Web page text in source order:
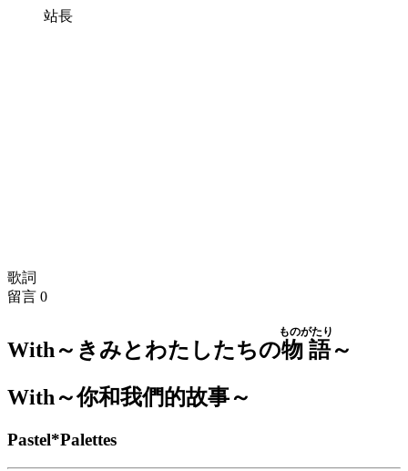
站長
歌詞
留言 0
With～きみとわたしたちの物語
ものがたり
～
With～你和我們的故事～
Pastel*Palettes